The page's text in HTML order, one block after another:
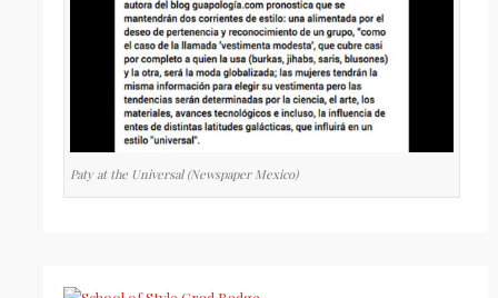
Paty at the Universal (Newspaper Mexico)